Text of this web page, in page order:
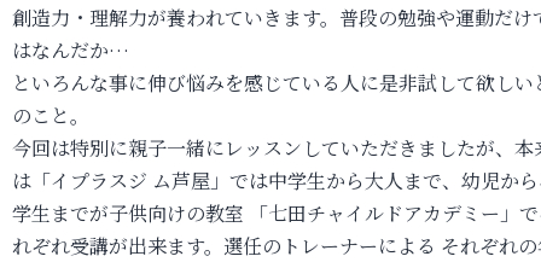
創造力・理解力が養われていきます。普段の勉強や運動だけ
はなんだか…
といろんな事に伸び悩みを感じている人に是非試して欲しい
のこと。
今回は特別に親子一緒にレッスンしていただきましたが、本
は「イプラスジ ム芦屋」では中学生から大人まで、幼児か
学生までが子供向けの教室 「七田チャイルドアカデミー」
れぞれ受講が出来ます。選任のトレーナーによる それぞれ